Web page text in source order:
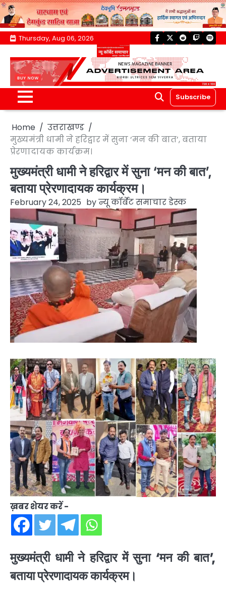
Skip
content
Thursday, Aug 06, 2026 facebook
twitterreddittwitch
Subscribe
Home
उत्तराखण्ड
मुख्यमंत्री धामी ने हरिद्वार में सुना ‘मन की बात’, बताया
प्रेरणादायक कार्यक्रम।
मुख्यमंत्री धामी ने हरिद्वार में सुना ‘मन की बात’,
बताया प्रेरणादायक कार्यक्रम।
February 24, 2025 byन्यू कॉर्बेट समाचार डेस्क
ख़बर शेयर करें -
मुख्यमंत्री धामी ने हरिद्वार में सुना ‘मन की बात’,
बताया प्रेरणादायक कार्यक्रम।